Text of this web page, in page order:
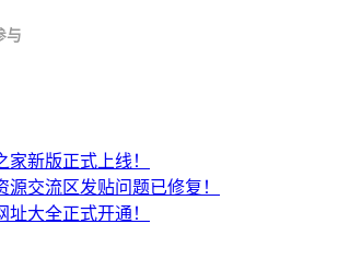
与
家新版正式上线！
源交流区发贴问题已修复！
址大全正式开通！